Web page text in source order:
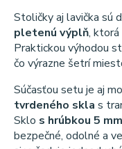
Stoličky aj lavička sú
pletenú výplň,
Praktickou výhodou
čo výrazne šetrí
Súčasťou setu je aj
tvrdeného skla s
Sklo s hrúbkou 5 mm
bezpečné, odolné a